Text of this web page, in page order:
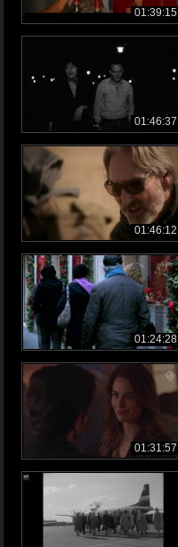
01:39:15
01:46:37
01:46:12
01:24:28
01:31:57